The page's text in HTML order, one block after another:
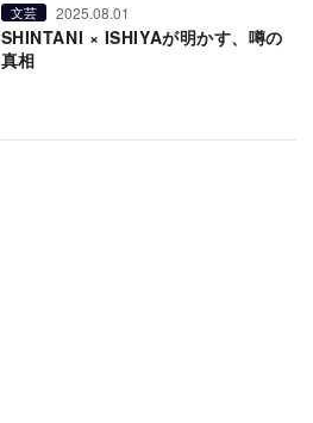
文芸 2025.08.01
SHINTANI × ISHIYAが明かす、噂の
真相